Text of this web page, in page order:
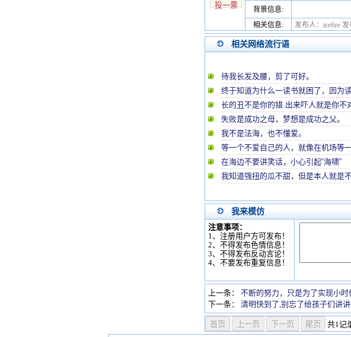
投一票
背景信息:
相关信息:
发布人：icefire
相关网络流行语
待我长发及腰，剪了可好。
终于知道为什么一读书就困了，因为
长的丑不是你的错.出来吓人就是你不
失败是成功之母，梦想是成功之父。
我不是法海，也不懂爱。
等一个不爱自己的人，就像在机场等一
在海边不要讲笑话，小心引起“海啸”
我知道强扭的瓜不甜，但是本人就是
我来模仿
注意事项：
1、注册用户方可发布！
2、不得发布色情信息！
3、不得发布反动言论！
4、不要发布重复信息！
上一条：
不断的努力，只是为了实现小时
下一条：
清明快到了,别忘了给孩子们讲
共1记